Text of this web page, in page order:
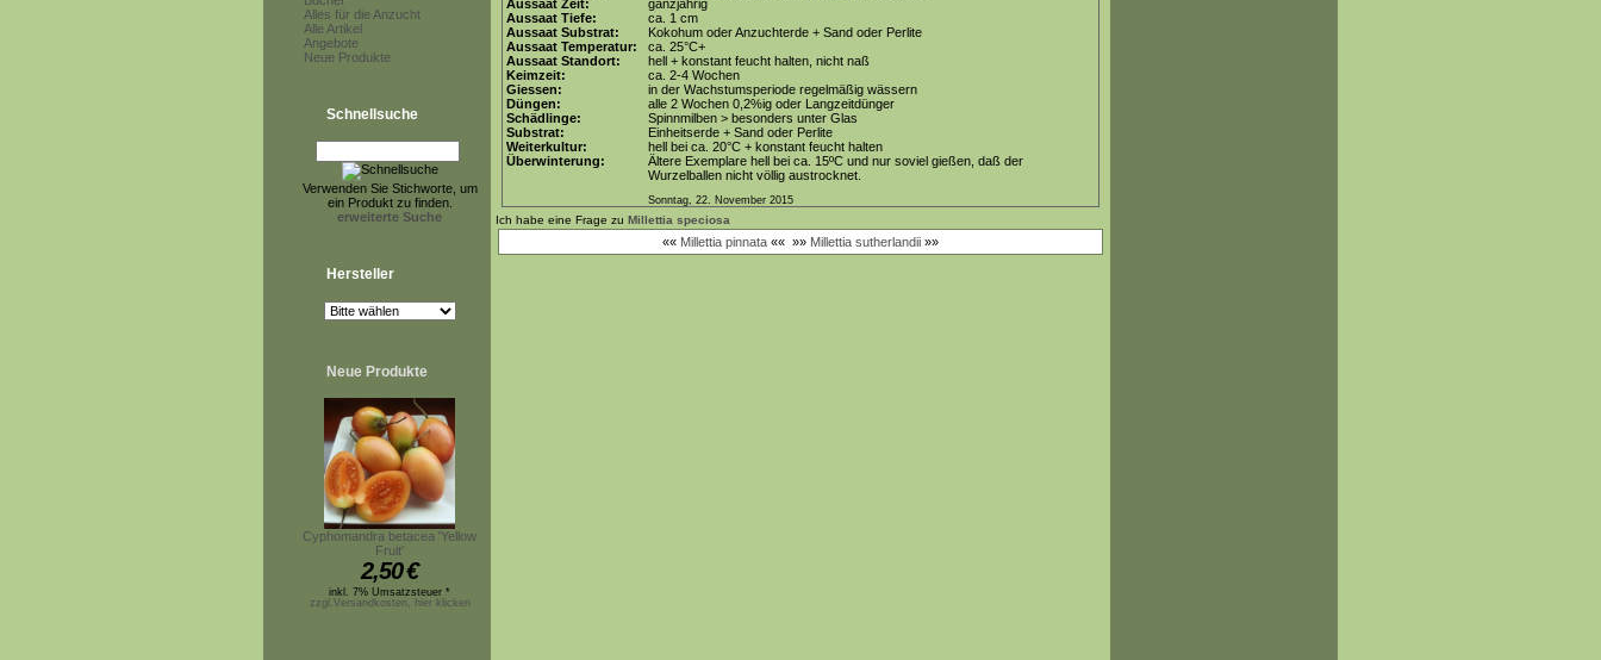
Alles für die Anzucht
Alle Artikel
Angebote
Neue Produkte
Schnellsuche
Verwenden Sie Stichworte, um
ein Produkt zu finden.
erweiterte Suche
Hersteller
Neue Produkte
Cyphomandra betacea 'Yellow
Fruit'
2,50€
inkl. 7% Umsatzsteuer *
zzgl.Versandkosten, hier klicken
Aussaat Zeit:
ganzjährig
Aussaat Tiefe:
ca. 1 cm
Aussaat Substrat:
Kokohum oder Anzuchterde + Sand oder Perlite
Aussaat Temperatur:
ca. 25°C+
Aussaat Standort:
hell + konstant feucht halten, nicht naß
Keimzeit:
ca. 2-4 Wochen
Giessen:
in der Wachstumsperiode regelmäßig wässern
Düngen:
alle 2 Wochen 0,2%ig oder Langzeitdünger
Schädlinge:
Spinnmilben > besonders unter Glas
Substrat:
Einheitserde + Sand oder Perlite
Weiterkultur:
hell bei ca. 20°C + konstant feucht halten
Überwinterung:
Ältere Exemplare hell bei ca. 15ºC und nur soviel gießen, daß der
Wurzelballen nicht völlig austrocknet.
Sonntag, 22. November 2015
Ich habe eine Frage zu Millettia speciosa
«« Millettia pinnata «« »» Millettia sutherlandii »»